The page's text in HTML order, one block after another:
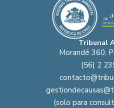
Tribunal
Morandé 360,
(56) 2
(solo para